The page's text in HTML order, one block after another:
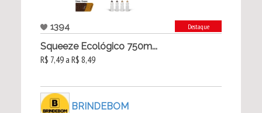
1394 Destaque
Squeeze Ecológico 750m...
R$ 7,49 a R$ 8,49
BRINDEBOM